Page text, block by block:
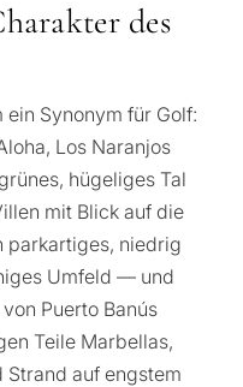
des
Synonym für Golf:
Los Naranjos
hügeliges Tal
mit Blick auf die
parkartiges, niedrig
Umfeld — und
Puerto Banús
Teile Marbellas,
Strand auf engstem